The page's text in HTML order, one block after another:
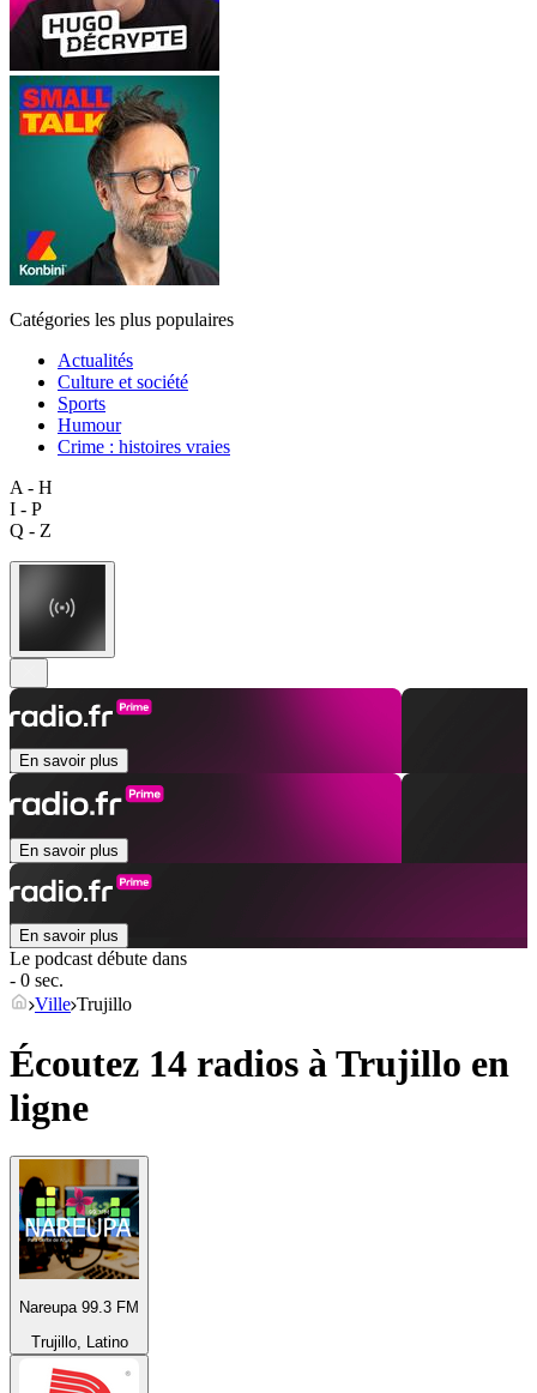
Catégories les plus populaires
Actualités
Culture et société
Sports
Humour
Crime : histoires vraies
A - H
I - P
Q - Z
En savoir plus
En savoir plus
En savoir plus
Le podcast débute dans
- 0 sec.
Ville Trujillo
Écoutez 14 radios à Trujillo en
ligne
Nareupa 99.3 FM
Trujillo, Latino